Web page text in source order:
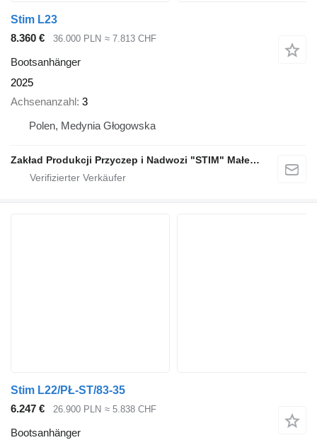
Stim L23
8.360 €
36.000 PLN ≈ 7.813 CHF
Bootsanhänger
2025
Achsenanzahl 3
Polen, Medynia Głogowska
Zakład Produkcji Przyczep i Nadwozi "STIM" Małecki s.j.
Stim L22/PŁ-ST/83-35
6.247 €
26.900 PLN ≈ 5.838 CHF
Bootsanhänger